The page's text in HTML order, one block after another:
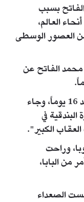
بسبب
العالم،
العصور الوسطى
السلطان محمد الفاتح عن
وصل خبر موت السلطان إلى البندقية بعد 16 يوماً، وجاء
في
الكبير".
وراحت
من البابا،
الصعداء